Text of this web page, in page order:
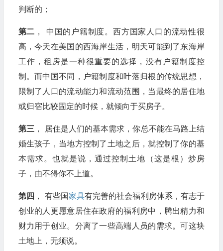
判断的；
第二 ， 中国的户籍制度。西方国家人口的流动性很
高，今天在美国的西海岸生活，明天可能到了东海岸
工作，租房是一种很重要的选择，没有户籍制度控
制。而中国不同，户籍制度和叶落归根的传统思想，
限制了人口的流动能力和流动范围，当最终的居住地
或归宿比较固定的时候，就倾向于买房子。
第三， 居住是人们的基本需求，你总不能在马路上结
婚生孩子，当地方控制了土地之后，就控制了你的基
本需求。也就是说，通过控制土地（这是根）炒房
子，由不得你不上道。
第四 ， 有些国家具有完善的社会福利房体系，有志于
创业的人更愿意居住在政府的福利房中，腾出精力和
财力用于创业。分离了一些高端人员的需求。可这块
土地上，无须说。